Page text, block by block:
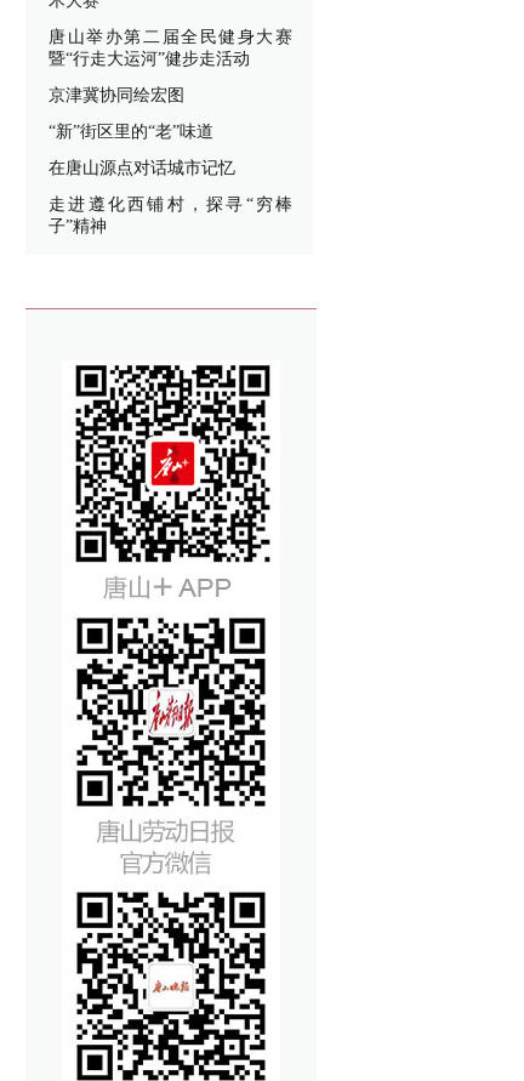
唐山举办第二届全民健身大赛
暨“行走大运河”健步走活动
京津冀协同绘宏图
“新”街区里的“老”味道
在唐山源点对话城市记忆
走进遵化西铺村，探寻“穷棒
子”精神